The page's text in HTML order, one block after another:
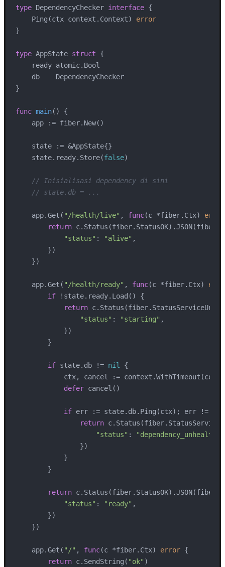
type DependencyChecker interface {
    Ping(ctx context.Context)
error
}
type AppState struct {
    ready atomic.Bool
    db    DependencyChecker
}
func main() {
    app := fiber.New()
    state := &AppState{}
    state.ready.Store(
false)
// Inisialisasi dependency di sini
// state.db = ...
    app.Get(
"/health/live" , func(c *fiber.Ctx) error
return
"status" : "alive" ,
        })
    })
    app.Get(
"/health/ready" , func(c *fiber.Ctx)
if !state.ready.Load() {
return
"status" : "starting" ,
            })
        }
if state.db != nil
{
ctx, cancel :=
defer cancel()
if err := state.db.Ping(ctx); err !=
return
"status" : "dependency_unhealthy"
                })
            }
        }
return
"status" : "ready" ,
        })
    })
    app.Get(
"/" , func(c *fiber.Ctx) error {
return c.SendString( "ok" )